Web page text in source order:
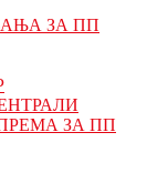
ЗА ПП
ЗА ПП